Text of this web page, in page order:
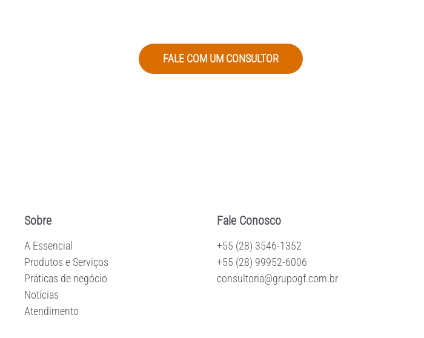
FALE COM UM CONSULTOR
Sobre
A Essencial
Produtos e Serviços
Práticas de negócio
Notícias
Atendimento
Fale Conosco
+55 (28) 3546-1352
+55 (28) 99952-6006
consultoria@grupogf.com.br